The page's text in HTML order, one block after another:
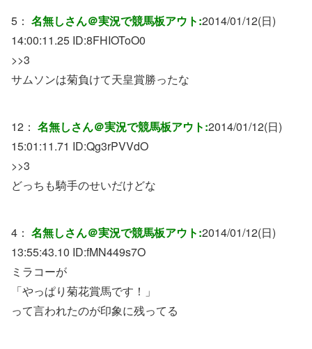
5： 名無しさん＠実況で競馬板アウト:2014/01/12(日)
14:00:11.25 ID:8FHIOToO0
>>3
サムソンは菊負けて天皇賞勝ったな
12： 名無しさん＠実況で競馬板アウト:2014/01/12(日)
15:01:11.71 ID:Qg3rPVVdO
>>3
どっちも騎手のせいだけどな
4： 名無しさん＠実況で競馬板アウト:2014/01/12(日)
13:55:43.10 ID:fMN449s7O
ミラコーが
「やっぱり菊花賞馬です！」
って言われたのが印象に残ってる